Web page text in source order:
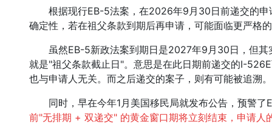
根据现行EB-5法案，在2026年9月30日前递交的申
确定性，若在祖父条款到期后再申请，可能面临更严格
虽然EB-5新政法案到期日是2027年9月30日，但其
就是"祖父条款截止日"。意思是在此日期前递交的I-
也与申请人无关。而之后递交的案子，则有可能被追溯。
同时，早在今年1月美国移民局就发布公告，预警了
前"无排期 + 双递交" 的黄金窗口期将立刻结束，申请人